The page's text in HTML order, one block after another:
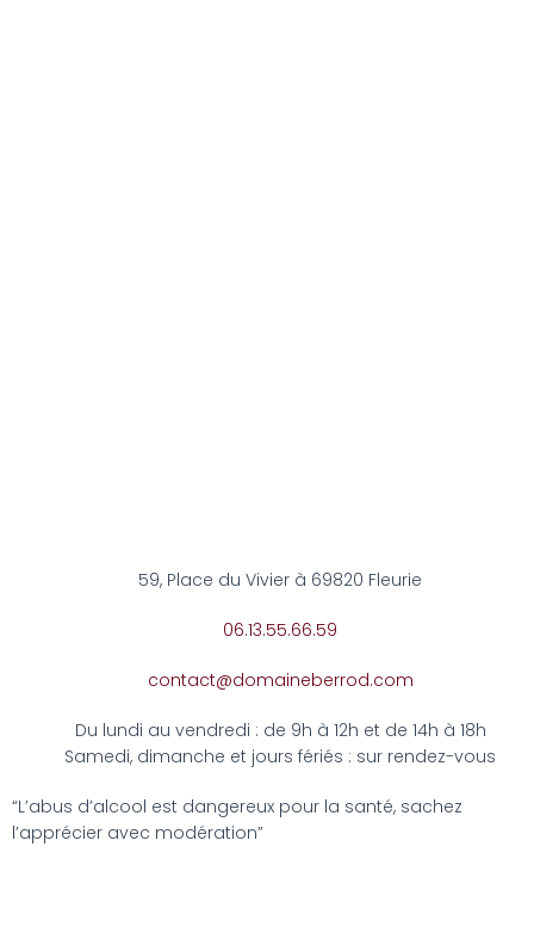
59, Place du Vivier à 69820 Fleurie
06.13.55.66.59
contact@domaineberrod.com
Du lundi au vendredi : de 9h à 12h et de 14h à 18h
Samedi, dimanche et jours fériés : sur rendez-vous
“L’abus d’alcool est dangereux pour la santé, sachez
l’apprécier avec modération”